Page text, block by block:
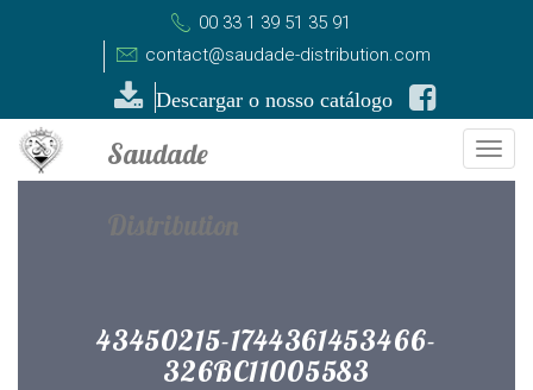
00 33 1 39 51 35 91
contact@saudade-distribution.com
Descargar o nosso catálogo
43450215-1744361453466-
326BC11005583